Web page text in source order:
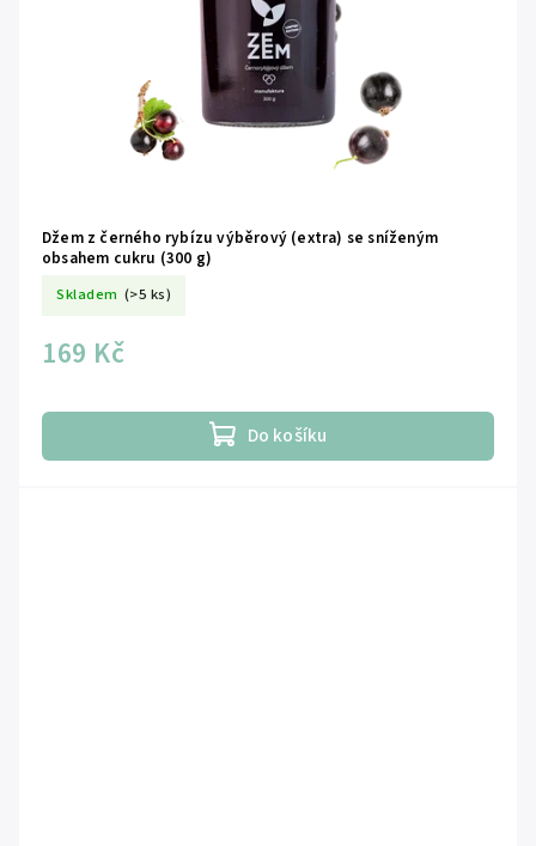
Džem z černého rybízu výběrový (extra) se sníženým
obsahem cukru (300 g)
Skladem (>5 ks)
169 Kč
Do košíku